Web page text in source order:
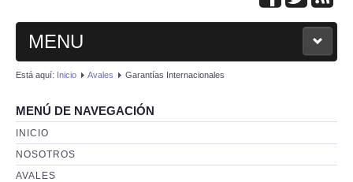
MENU
OPEN MENU
INICIO
AVALES
LICITACIONES PÚBLICAS
ANTICIPOS DE FORMACIÓN
AFIANZAMIENTO DE CANTIDADES
Está aquí: Inicio Avales Garantías Internacionales
MENÚ DE NAVEGACIÓN
INICIO
NOSOTROS
AVALES